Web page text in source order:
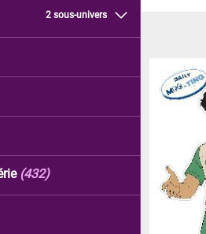
2 sous-univers
(432)